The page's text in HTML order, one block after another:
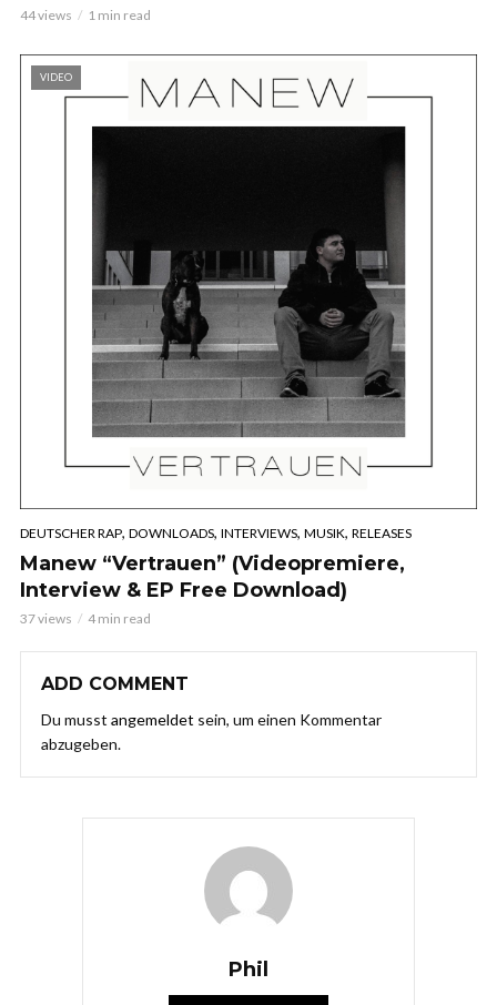
44 views 1 min read
VIDEO
DEUTSCHER RAP, DOWNLOADS, INTERVIEWS, MUSIK, RELEASES
Manew “Vertrauen” (Videopremiere,
Interview & EP Free Download)
37 views 4 min read
ADD COMMENT
Du musst angemeldet sein, um einen Kommentar
abzugeben.
Phil